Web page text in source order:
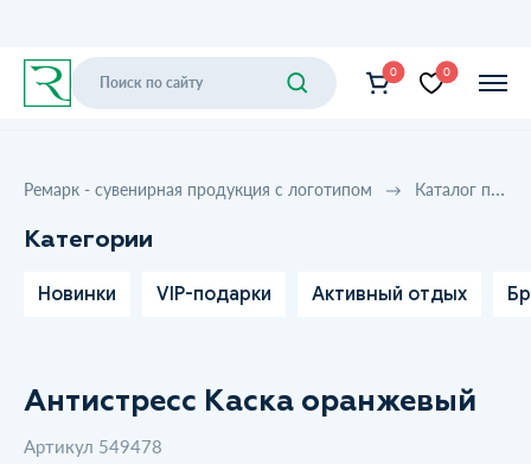
0 0
Ремарк - сувенирная продукция с логотипом Каталог продукции
Категории
Новинки VIP-подарки Активный отдых
Антистресс Каска оранжевый
Артикул 549478